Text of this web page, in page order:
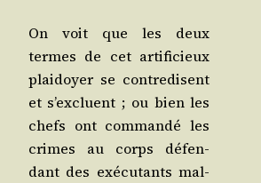
On voit que les deux
termes de cet arti­fi­cieux
plai­doyer se contre­disent
et s’ex­cluent ; ou bien les
chefs ont com­man­dé les
crimes au corps défen­
dant des exé­cu­tants mal­